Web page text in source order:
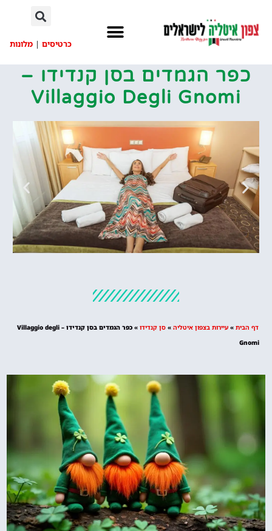
כרטיסים | מלונות
כפר הגמדים בסן קנדידו –
Villaggio Degli Gnomi
מציאת מלון
דף הבית » עיירות בצפון איטליה » סן קנדידו »
כפר הגמדים בסן קנדידו – Villaggio degli
Gnomi